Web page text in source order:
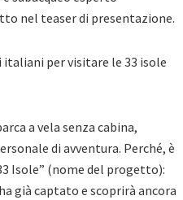
nel teaser di presentazione.
per visitare le 33 isole
a vela senza cabina,
di avventura. Perché, è
Isole” (nome del progetto):
già captato e scoprirà ancora